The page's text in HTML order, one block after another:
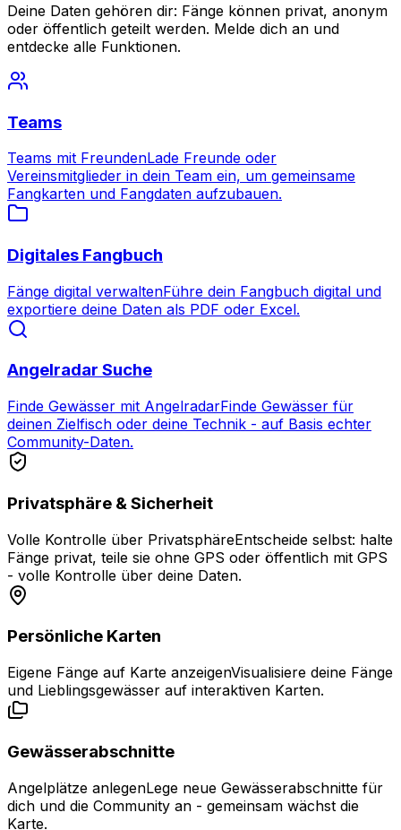
Deine Daten gehören dir: Fänge können privat, anonym
oder öffentlich geteilt werden. Melde dich an und
entdecke alle Funktionen.
Teams
Teams mit FreundenLade Freunde oder
Vereinsmitglieder in dein Team ein, um gemeinsame
Fangkarten und Fangdaten aufzubauen.
Digitales Fangbuch
Fänge digital verwaltenFühre dein Fangbuch digital und
exportiere deine Daten als PDF oder Excel.
Angelradar Suche
Finde Gewässer mit AngelradarFinde Gewässer für
deinen Zielfisch oder deine Technik - auf Basis echter
Community-Daten.
Privatsphäre & Sicherheit
Volle Kontrolle über PrivatsphäreEntscheide selbst: halte
Fänge privat, teile sie ohne GPS oder öffentlich mit GPS
- volle Kontrolle über deine Daten.
Persönliche Karten
Eigene Fänge auf Karte anzeigenVisualisiere deine Fänge
und Lieblingsgewässer auf interaktiven Karten.
Gewässerabschnitte
Angelplätze anlegenLege neue Gewässerabschnitte für
dich und die Community an - gemeinsam wächst die
Karte.